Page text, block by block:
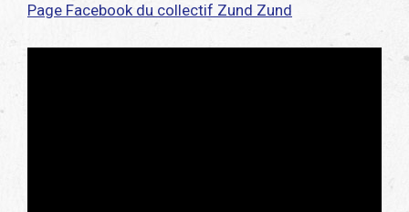
Page Facebook du collectif Zund Zund